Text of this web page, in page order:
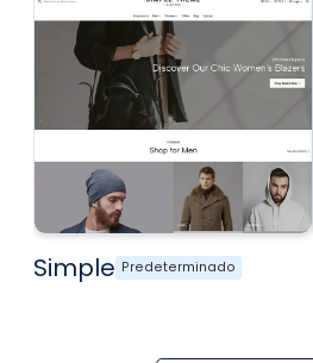
Simple Predeterminado